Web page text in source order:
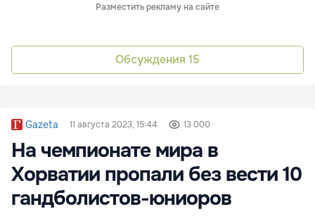
Разместить рекламу на сайте
Обсуждения 15
Gazeta 11 августа 2023, 15:44 13 000
На чемпионате мира в
Хорватии пропали без вести 10
гандболистов-юниоров